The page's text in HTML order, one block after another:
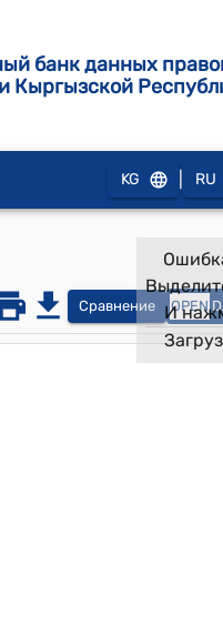
банк данных
Кыргызской
KG RU
Сравнение OPEN
И